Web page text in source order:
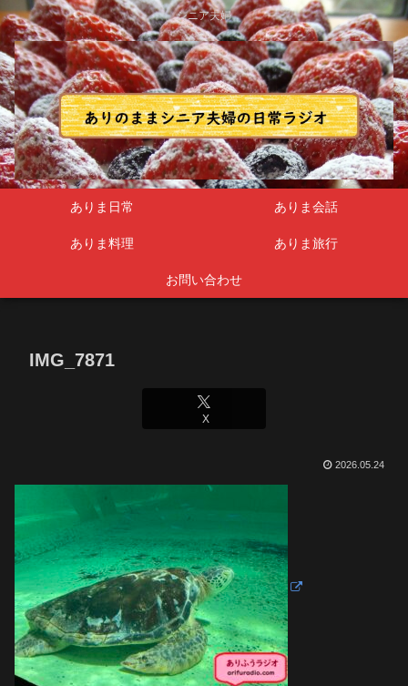
シニア夫婦
ありま日常 ありま会話
ありま料理 ありま旅行
お問い合わせ
IMG_7871
X
2026.05.24